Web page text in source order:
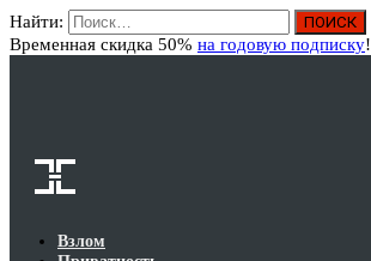
Найти:
Временная скидка 50% на годовую подписку!
Взлом